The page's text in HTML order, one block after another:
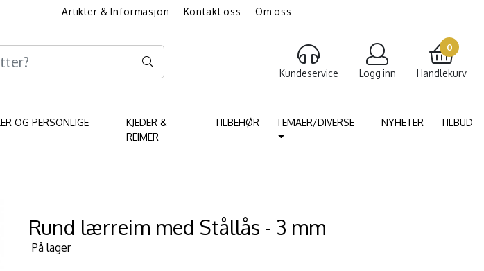
Artikler & Informasjon Kontakt oss
Om oss
Kundeservice Logg inn
0
Handlekurv
OG PERSONLIGE
KJEDER &
REIMER
TILBEHØR TEMAER/DIVERSE NYHETER TILBUD
Rund lærreim med Stållås - 3 mm
På lager